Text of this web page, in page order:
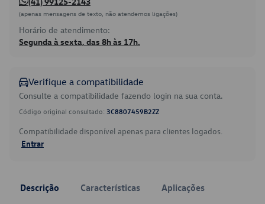
(apenas mensagens de texto, não atendemos ligações)
Horário de atendimento:
Segunda à sexta, das 8h às 17h.
Verifique a compatibilidade
Consulte a compatibilidade fazendo login na sua conta.
Código original consultado: 3C8807459B2ZZ
Compatibilidade disponível apenas para clientes logados.
Entrar
Descrição Características Aplicações